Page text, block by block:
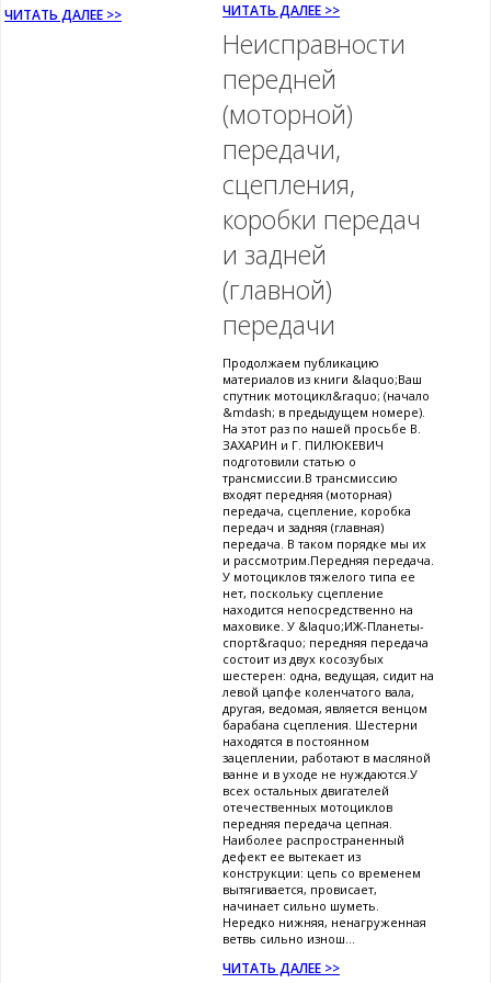
ЧИТАТЬ ДАЛЕЕ >> ЧИТАТЬ ДАЛЕЕ >>
Неисправности
передней
(моторной)
передачи,
сцепления,
коробки передач
и задней
(главной)
передачи
Продолжаем публикацию
материалов из книги &laquo;Ваш
спутник мотоцикл&raquo; (начало
&mdash; в предыдущем номере).
На этот раз по нашей просьбе В.
ЗАХАРИН и Г. ПИЛЮКЕВИЧ
подготовили статью о
трансмиссии.В трансмиссию
входят передняя (моторная)
передача, сцепление, коробка
передач и задняя (главная)
передача. В таком порядке мы их
и рассмотрим.Передняя передача.
У мотоциклов тяжелого типа ее
нет, поскольку сцепление
находится непосредственно на
маховике. У &laquo;ИЖ-Планеты-
спорт&raquo; передняя передача
состоит из двух косозубых
шестерен: одна, ведущая, сидит на
левой цапфе коленчатого вала,
другая, ведомая, является венцом
барабана сцепления. Шестерни
находятся в постоянном
зацеплении, работают в масляной
ванне и в уходе не нуждаются.У
всех остальных двигателей
отечественных мотоциклов
передняя передача цепная.
Наиболее распространенный
дефект ее вытекает из
конструкции: цепь со временем
вытягивается, провисает,
начинает сильно шуметь.
Нередко нижняя, ненагруженная
ветвь сильно изнош...
ЧИТАТЬ ДАЛЕЕ >>